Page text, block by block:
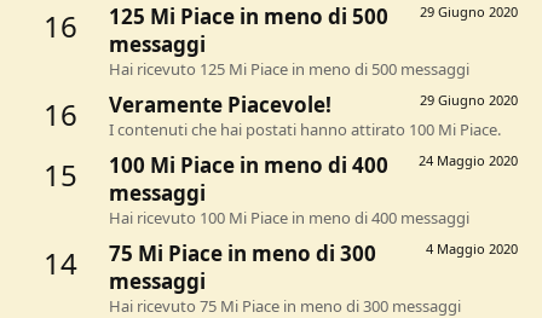
16 29 Giugno 2020
125 Mi Piace in meno di 500
messaggi
Hai ricevuto 125 Mi Piace in meno di 500 messaggi
16 29 Giugno 2020
Veramente Piacevole!
I contenuti che hai postati hanno attirato 100 Mi Piace.
15 24 Maggio 2020
100 Mi Piace in meno di 400
messaggi
Hai ricevuto 100 Mi Piace in meno di 400 messaggi
14 4 Maggio 2020
75 Mi Piace in meno di 300
messaggi
Hai ricevuto 75 Mi Piace in meno di 300 messaggi